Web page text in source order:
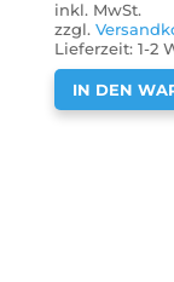
inkl. MwSt.
zzgl.
Lieferzeit:1-2
IN DEN